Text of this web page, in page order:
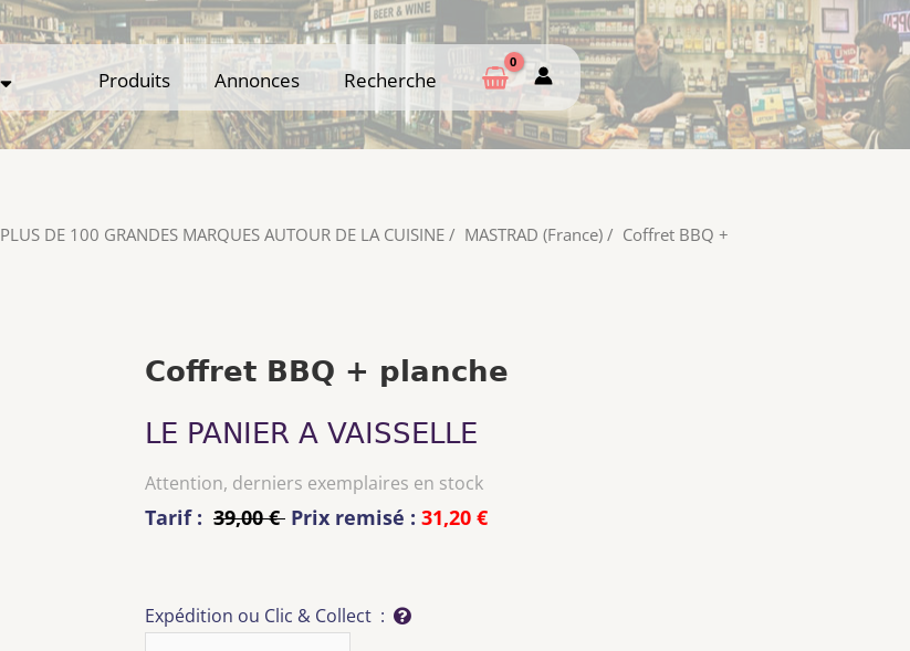
Produits Annonces Recherche
Produits Annonces Recherche
PLUS DE 100 GRANDES MARQUES AUTOUR DE LA CUISINE / MASTRAD (France) / Coffret BBQ +
Coffret BBQ + planche
LE PANIER A VAISSELLE
Attention, derniers exemplaires en stock
Tarif : 39,00 € Prix remisé : 31,20 €
Expédition ou Clic & Collect :